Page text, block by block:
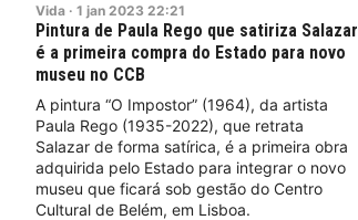
Vida · 1 jan 2023 22:21
Pintura de Paula Rego que satiriza Salazar
é a primeira compra do Estado para novo
museu no CCB
A pintura “O Impostor” (1964), da artista
Paula Rego (1935-2022), que retrata
Salazar de forma satírica, é a primeira obra
adquirida pelo Estado para integrar o novo
museu que ficará sob gestão do Centro
Cultural de Belém, em Lisboa.